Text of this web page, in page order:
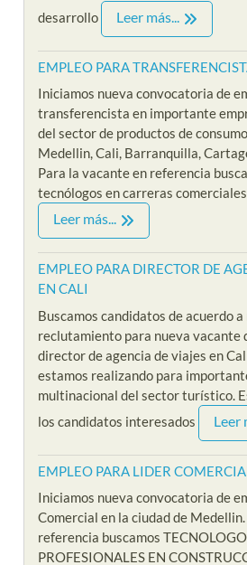
desarrollo
Leer más...
EMPLEO PARA
Iniciamos nueva convocatoria de
transferencista en importante
del sector de productos de
Medellin, Cali, Barranquilla,
Para la vacante en referencia
tecnólogos en carreras
Leer más...
EMPLEO PARA DIRECTOR DE
EN CALI
Buscamos candidatos de acuerdo
reclutamiento para nueva vacante
director de agencia de viajes en
estamos realizando para
multinacional del sector turístico.
los candidatos interesados
Leer
EMPLEO PARA LIDER
Iniciamos nueva convocatoria de
Comercial en la ciudad de
referencia buscamos
PROFESIONALES EN